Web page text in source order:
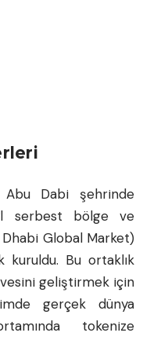
Abu Dabi şehrinde
serbest bölge ve
Global Market)
kuruldu. Bu ortaklık
geliştirmek için
gerçek dünya
tokenize